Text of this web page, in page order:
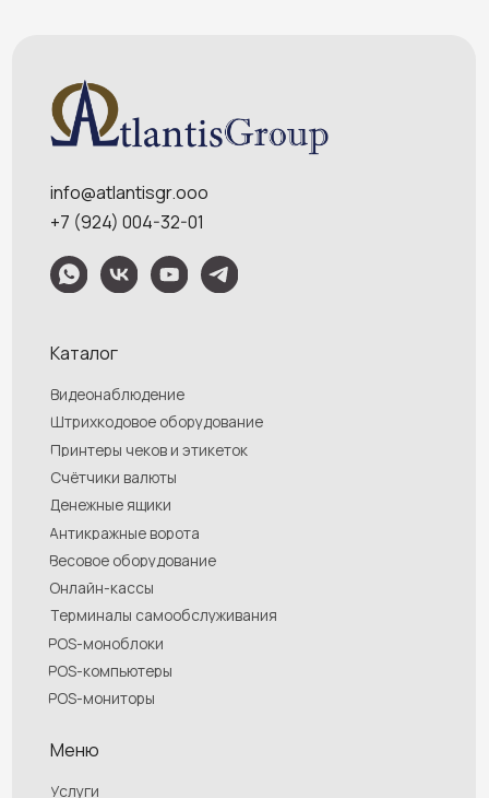
публичной офертой, определяемой положениями Статей 435 и 437
Гражданского кодекса РФ. Ваш заказ, включая стоимость и наличие товара,
будет подтвержден нашим менеджером посредством телефонного звонка на
номер, указанный Вами при заказе.